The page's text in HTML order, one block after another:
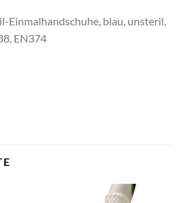
Einmalhandschuhe, blau, unsteril,
EN374